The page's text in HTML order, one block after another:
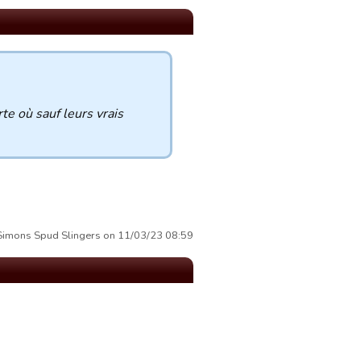
où sauf leurs vrais
Spud Slingers on 11/03/23 08:59